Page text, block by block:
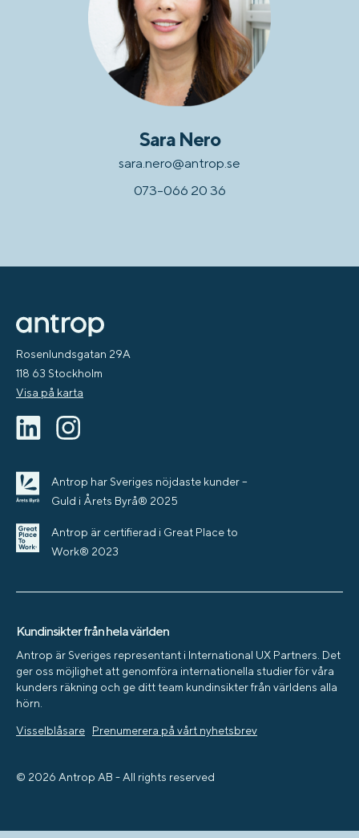
Sara Nero
sara.nero@antrop.se
073-066 20 36
Rosenlundsgatan 29A
118 63 Stockholm
Visa på karta
Antrop har Sveriges nöjdaste kunder –
Guld i Årets Byrå® 2025
Antrop är certifierad i Great Place to
Work® 2023
Kundinsikter från hela världen
Antrop är Sveriges representant i International UX Partners. Det
ger oss möjlighet att genomföra internationella studier för våra
kunders räkning och ge ditt team kundinsikter från världens alla
hörn.
Visselblåsare Prenumerera på vårt nyhetsbrev
© 2026 Antrop AB - All rights reserved